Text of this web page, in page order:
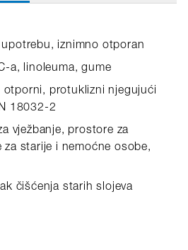
upotrebu, iznimno otporan
a, linoleuma, gume
otporni, protuklizni njegujući
18032-2
vježbanje, prostore za
starije i nemoćne osobe,
čišćenja starih slojeva